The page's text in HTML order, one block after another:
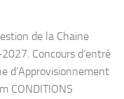
de la Chaine
Concours d’entré
d’Approvisionnement
CONDITIONS